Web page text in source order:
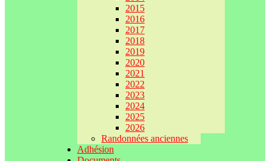
2015
2016
2017
2018
2019
2020
2021
2022
2023
2024
2025
2026
Randonnées anciennes
Adhésion